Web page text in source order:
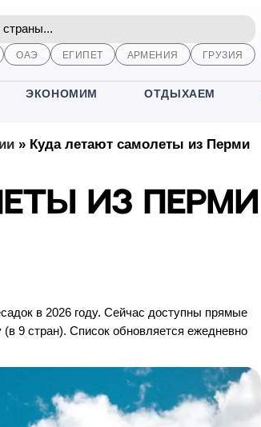
ОАЭ ЕГИПЕТ АРМЕНИЯ ГРУЗИЯ
ЭКОНОМИМ ОТДЫХАЕМ
» Куда летают самолеты из Перми
из Перми
в 2026 году. Сейчас доступны прямые
9 стран). Список обновляется ежедневно